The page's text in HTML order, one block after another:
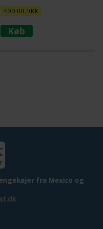
499,00 DKK
fra Mexico og